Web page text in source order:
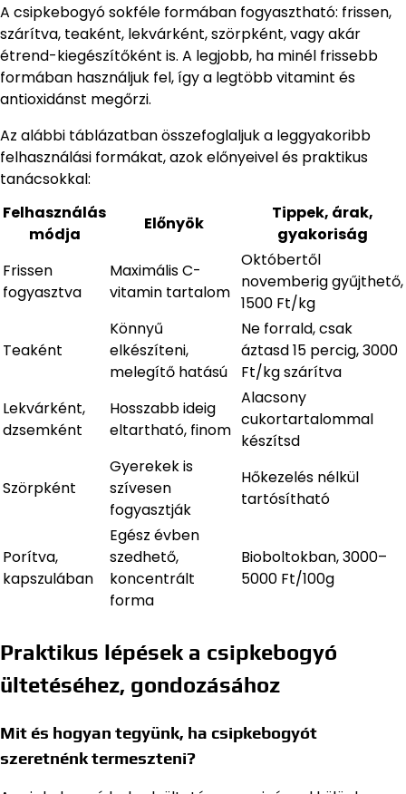
A csipkebogyó sokféle formában fogyasztható: frissen,
szárítva, teaként, lekvárként, szörpként, vagy akár
étrend-kiegészítőként is. A legjobb, ha minél frissebb
formában használjuk fel, így a legtöbb vitamint és
antioxidánst megőrzi.
Az alábbi táblázatban összefoglaljuk a leggyakoribb
felhasználási formákat, azok előnyeivel és praktikus
tanácsokkal:
Felhasználás
módja
Előnyök
Tippek, árak,
gyakoriság
Frissen
fogyasztva
Maximális C-
vitamin tartalom
Októbertől
novemberig gyűjthető,
1500 Ft/kg
Teaként
Könnyű
elkészíteni,
melegítő hatású
Ne forrald, csak
áztasd 15 percig, 3000
Ft/kg szárítva
Lekvárként,
dzsemként
Hosszabb ideig
eltartható, finom
Alacsony
cukortartalommal
készítsd
Szörpként
Gyerekek is
szívesen
fogyasztják
Hőkezelés nélkül
tartósítható
Porítva,
kapszulában
Egész évben
szedhető,
koncentrált
forma
Bioboltokban, 3000–
5000 Ft/100g
Praktikus lépések a csipkebogyó
ültetéséhez, gondozásához
Mit és hogyan tegyünk, ha csipkebogyót
szeretnénk termeszteni?